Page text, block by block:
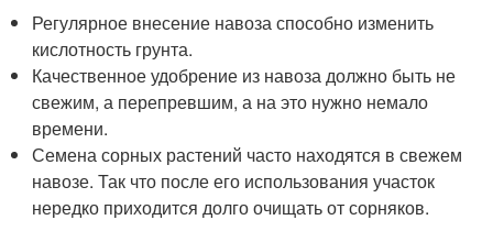
Регулярное внесение навоза способно изменить
кислотность грунта.
Качественное удобрение из навоза должно быть не
свежим, а перепревшим, а на это нужно немало
времени.
Семена сорных растений часто находятся в свежем
навозе. Так что после его использования участок
нередко приходится долго очищать от сорняков.